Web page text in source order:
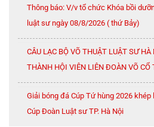
Thông báo: V/v tổ chức Khóa bồi
luật sư ngày 08/8/2026 ( thứ Bảy)
CÂU LẠC BỘ VÕ THUẬT LUẬT SƯ
THÀNH HỘI VIÊN LIÊN ĐOÀN VÕ CỔ
NỘI
Giải bóng đá Cúp Tứ hùng 2026
Cúp Đoàn Luật sư TP. Hà Nội